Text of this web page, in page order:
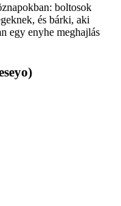
boltosok
és bárki, aki
egy enyhe meghajlás